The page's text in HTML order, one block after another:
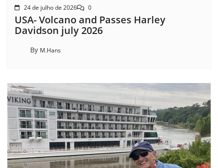
24 de julho de 2026 0
USA- Volcano and Passes Harley
Davidson july 2026
By M.Hans